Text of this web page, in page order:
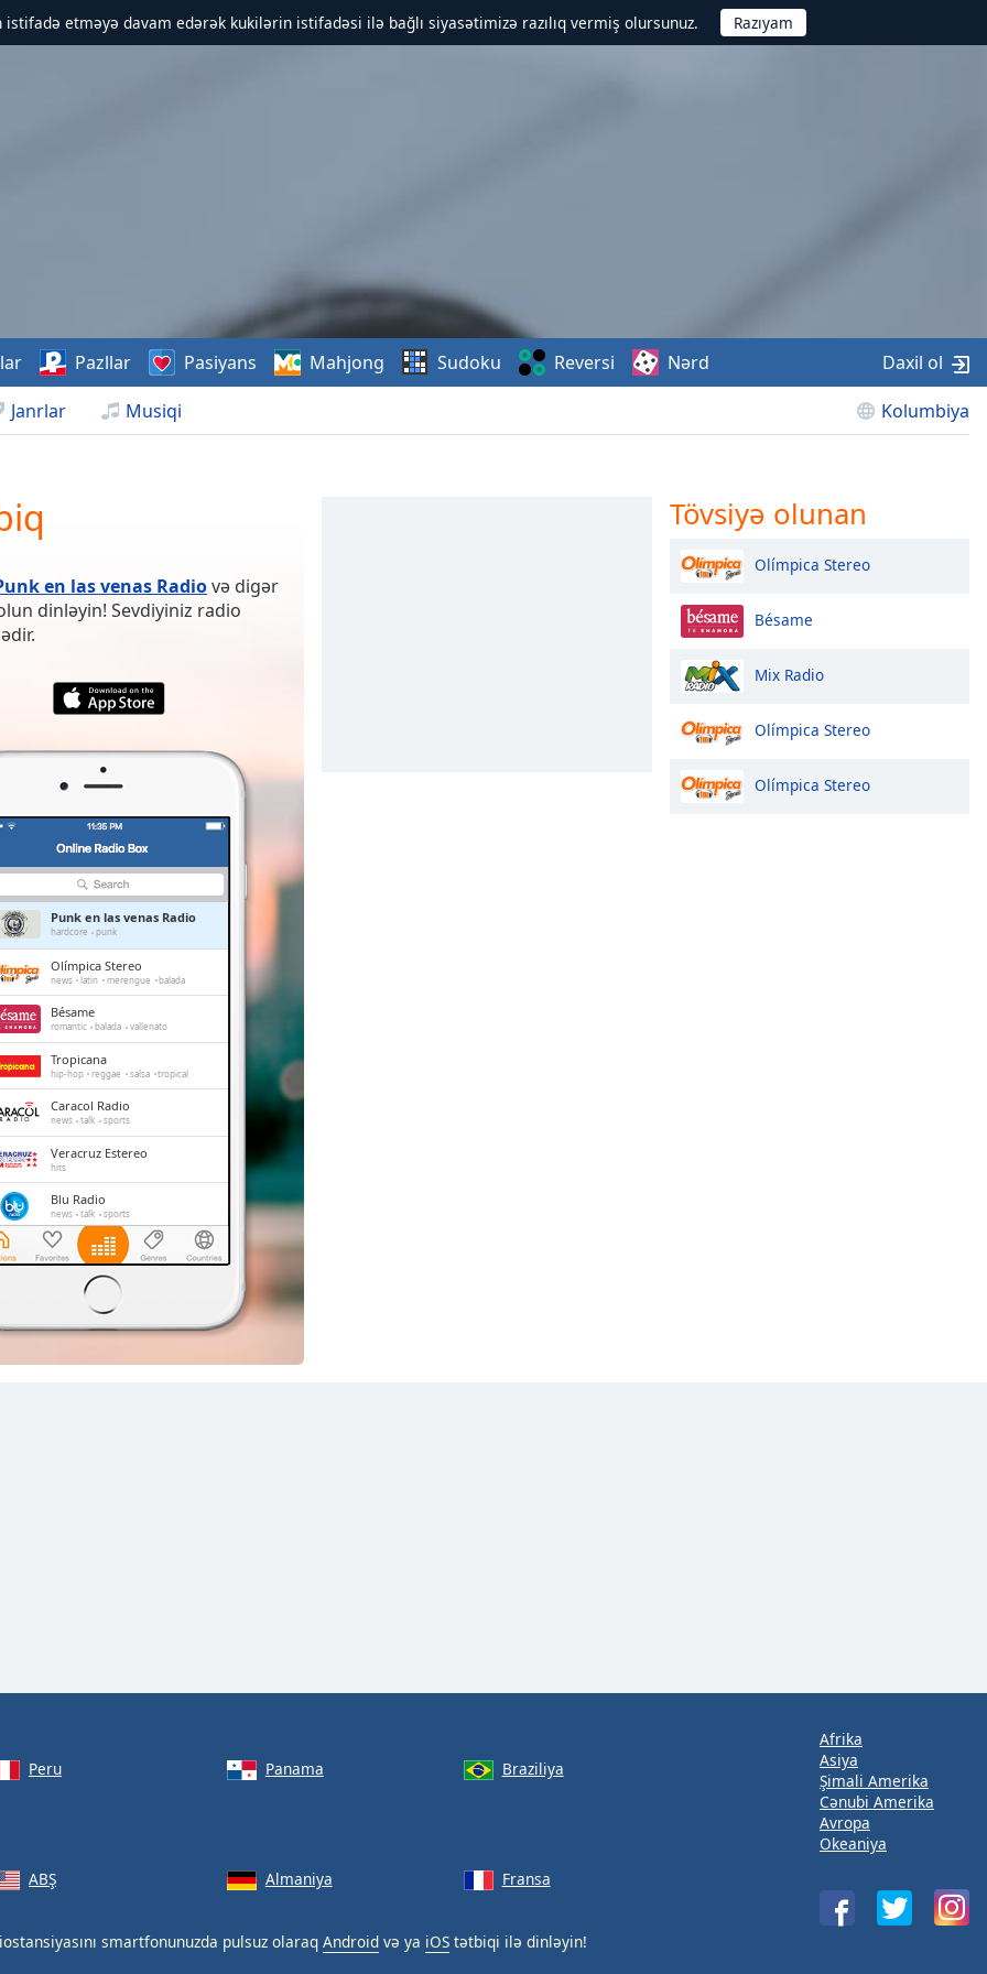
etməyə davam edərək kukilərin istifadəsi ilə bağlı siyasətimizə razılıq vermiş olursunuz.
Janrlar Musiqi Kolumbiya
Pazllar Pasiyans Mahjong Sudoku Reversi Nərd Daxil ol
en las venas Radiovə digər
dinləyin! Sevdiyiniz radio
Punk en las venas Radio
hardcore punk
Olímpica Stereo
news latin merengue balada
Bésame
romantic balada vallenato
Tropicana
hip-hop reggae salsa tropical
Caracol Radio
news talk sports
Veracruz Estereo
hits
Blu Radio
news talk sports
Mix Radio
news top40 entertainment
La Reina
spanish vallenato
Tövsiyə olunan
Olímpica Stereo
Bésame
Mix Radio
Olímpica Stereo
Olímpica Stereo
Peru Panama
Braziliya
ABŞ Almaniya Fransa
smartfonunuzda pulsuz olaraq Android və ya iOS tətbiqi ilə dinləyin!
Afrika
Asiya
Şimali Amerika
Cənubi Amerika
Avropa
Okeaniya